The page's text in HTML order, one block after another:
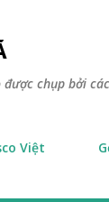
chụp bởi
Việt